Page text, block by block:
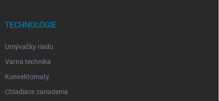
TECHNOLÓGIE
Umývačky riadu
Varná technika
Konvektomaty
Chladiace zariadenia